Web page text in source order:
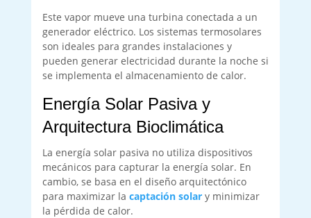
Este vapor mueve una turbina conectada a un
generador eléctrico. Los sistemas termosolares
son ideales para grandes instalaciones y
pueden generar electricidad durante la noche si
se implementa el almacenamiento de calor.
Energía Solar Pasiva y
Arquitectura Bioclimática
La energía solar pasiva no utiliza dispositivos
mecánicos para capturar la energía solar. En
cambio, se basa en el diseño arquitectónico
para maximizar la captación solary minimizar
la pérdida de calor.